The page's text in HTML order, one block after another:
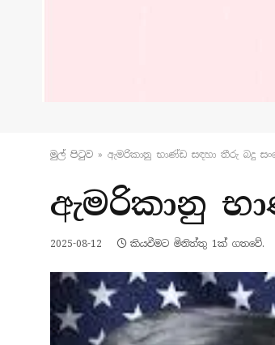
මුල් පිටු​ව » ඇමරිකානු භාණ්ඩ සඳහා තීරු බදු
ඇමරිකානු
2025-08-12 කියවීමට මිනිත්තු 1ක් ගතවේ.